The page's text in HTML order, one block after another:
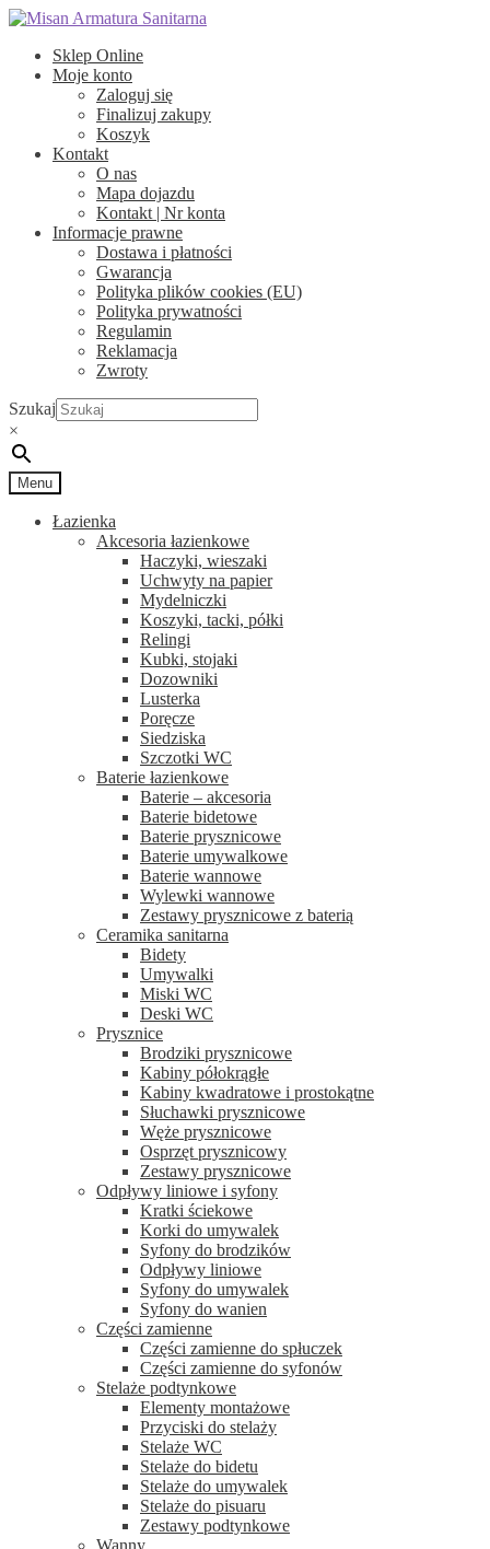
Przejdź
nawigacji
Przejdź
treści
Sklep Online
Moje konto
Zaloguj się
Finalizuj zakupy
Koszyk
Kontakt
O nas
Mapa dojazdu
Kontakt | Nr konta
Informacje prawne
Dostawa i płatności
Gwarancja
Polityka plików cookies (EU)
Polityka prywatności
Regulamin
Reklamacja
Zwroty
Szukaj
×
Menu
Łazienka
Akcesoria łazienkowe
Haczyki, wieszaki
Uchwyty na papier
Mydelniczki
Koszyki, tacki, półki
Relingi
Kubki, stojaki
Dozowniki
Lusterka
Poręcze
Siedziska
Szczotki WC
Baterie łazienkowe
Baterie – akcesoria
Baterie bidetowe
Baterie prysznicowe
Baterie umywalkowe
Baterie wannowe
Wylewki wannowe
Zestawy prysznicowe z baterią
Ceramika sanitarna
Bidety
Umywalki
Miski WC
Deski WC
Prysznice
Brodziki prysznicowe
Kabiny półokrągłe
Kabiny kwadratowe i prostokątne
Słuchawki prysznicowe
Węże prysznicowe
Osprzęt prysznicowy
Zestawy prysznicowe
Odpływy liniowe i syfony
Kratki ściekowe
Korki do umywalek
Syfony do brodzików
Odpływy liniowe
Syfony do umywalek
Syfony do wanien
Części zamienne
Części zamienne do spłuczek
Części zamienne do syfonów
Stelaże podtynkowe
Elementy montażowe
Przyciski do stelaży
Stelaże WC
Stelaże do bidetu
Stelaże do umywalek
Stelaże do pisuaru
Zestawy podtynkowe
Wanny